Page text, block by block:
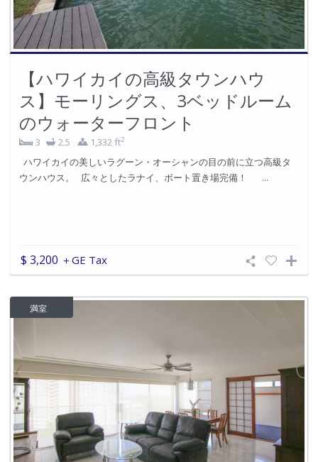
【ハワイカイの高級タウンハウ
ス】モーリングス、3ベッドルーム
のウォーターフロント
3 2.5 1,332 ft2
ハワイカイの美しいラグーン・オーシャンの目の前に立つ高級タ
ウンハウス。 広々としたラナイ、ボート置き場完備！ ...
$ 3,200 ＋GE Tax
満室